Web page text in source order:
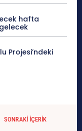
hafta
Projesi’ndeki
SONRAKI İÇERIK